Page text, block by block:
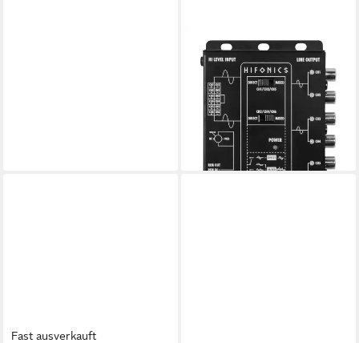
HIFONICS
HF-SC 6 6-Kanal Signal
Konverter / High-Low
Wandler Vollverstärker
79,00 €
UVP89,00 €
-11%
lieferbar - in 2-3 Werktagen bei dir
Fast ausverkauft